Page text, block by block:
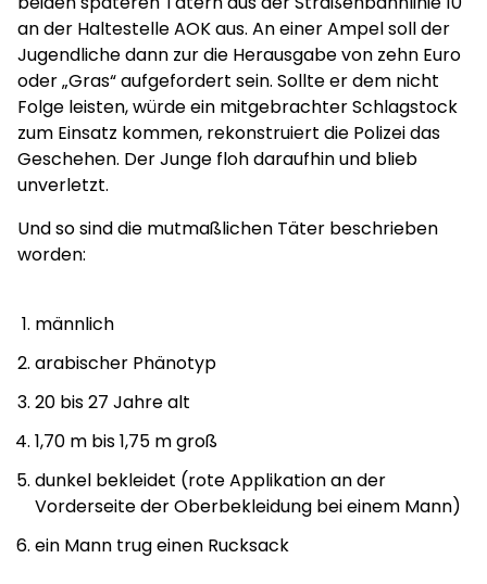
an der Haltestelle AOK aus. An einer Ampel soll der
Jugendliche dann zur die Herausgabe von zehn Euro
oder „Gras“ aufgefordert sein. Sollte er dem nicht
Folge leisten, würde ein mitgebrachter Schlagstock
zum Einsatz kommen, rekonstruiert die Polizei das
Geschehen. Der Junge floh daraufhin und blieb
unverletzt.
Und so sind die mutmaßlichen Täter beschrieben
worden:
männlich
arabischer Phänotyp
20 bis 27 Jahre alt
1,70 m bis 1,75 m groß
dunkel bekleidet (rote Applikation an der
Vorderseite der Oberbekleidung bei einem Mann)
ein Mann trug einen Rucksack